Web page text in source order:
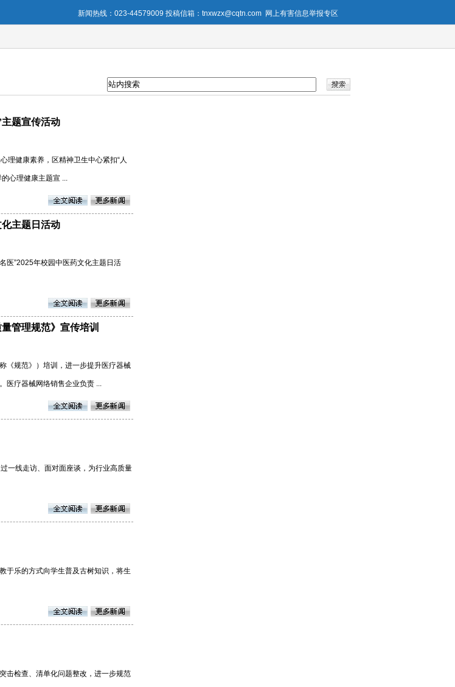
新闻热线：023-44579009 投稿信箱：tnxwzx@cqtn.com 网上有害信息举报专区
题宣传活动
理健康素养，区精神卫生中心紧扣“人
心理健康主题宣 ...
主题日活动
医”2025年校园中医药文化主题日活
管理规范》宣传培训
《规范》）培训，进一步提升医疗器械
医疗器械网络销售企业负责 ...
一线走访、面对面座谈，为行业高质量
于乐的方式向学生普及古树知识，将生
击检查、清单化问题整改，进一步规范